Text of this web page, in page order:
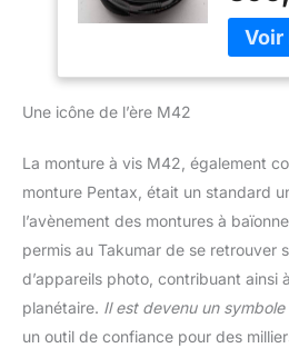
Une icône de l’ère M42
La monture à vis M42, également
monture Pentax, était un standard
l’avènement des montures à
permis au Takumar de se retrouver
d’appareils photo, contribuant ainsi
planétaire. Il est devenu un
un outil de confiance pour des